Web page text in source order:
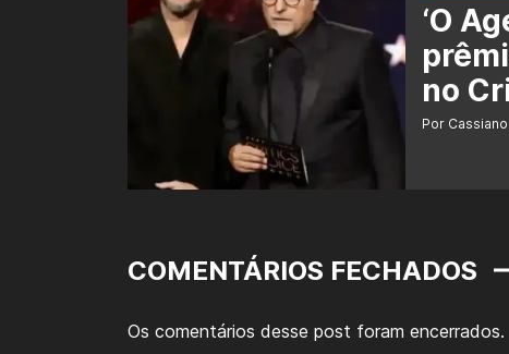
‘O
no
Por
COMENTÁRIOS FECHADOS
Os comentários desse post foram encerrados.